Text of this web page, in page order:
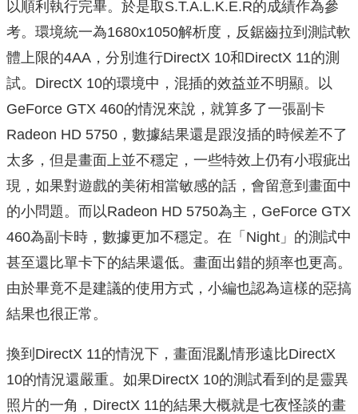
以順利執行完畢。於是取S.T.A.L.K.E.R的成績作為參
考。環境統一為1680x1050解析度，反鋸齒拉到測試軟
體上限的4AA，分別進行DirectX 10和DirectX 11的測
試。DirectX 10的環境中，混插的效益並不明顯。以
GeForce GTX 460的情況來說，就算多了一張副卡
Radeon HD 5750，數據結果還是跟沒插的時候差不了
太多，但是畫面上並不穩定，一些特效上仍有小瑕疵出
現，如果對遊戲的美術相當敏感的話，會留意到畫面中
的小問題。而以Radeon HD 5750為主，GeForce GTX
460為副卡時，數據更加不穩定。在「Night」的測試中
甚至還比單卡下的結果還低。畫面出錯的頻率也更高。
由於畢竟不是建議的使用方式，小編也認為這樣的惡搞
結果也很正常。
換到DirectX 11的情況下，畫面混亂情形遠比DirectX
10的情況還嚴重。如果DirectX 10的測試看到的是靈異
照片的一角，DirectX 11的結果大概就是七夜怪談的畫